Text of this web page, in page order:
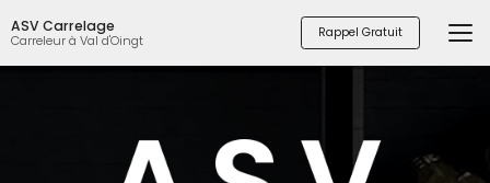
au
contenu
principal
ASV Carrelage
Carreleur à Val d'Oingt Rappel Gratuit